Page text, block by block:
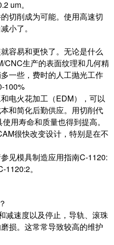
um。
切削成为可能。使用高速切
小了。
容易和更快了。无论是什么
CNC生产的表面纹理和几何精
一些，费时的人工抛光工作
100%
电火花加工（EDM），可以
和简化后勤供应。用切削代
用寿命和质量也得到提高。
很快改变设计，特别是在不
见模具制造应用指南C-1120:
。
减速度以及停止，导轨、滚珠
损。这常常导致较高的维护